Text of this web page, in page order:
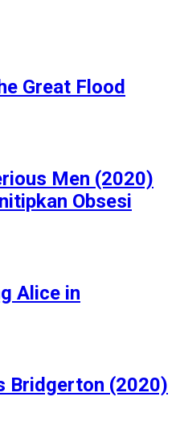
Great Flood
Men (2020)
Obsesi
Alice in
Bridgerton (2020)